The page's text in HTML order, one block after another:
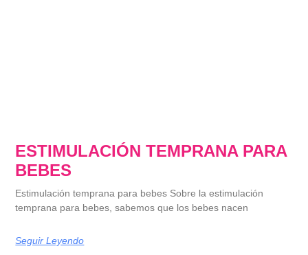
ESTIMULACIÓN TEMPRANA PARA
BEBES
Estimulación temprana para bebes Sobre la estimulación
temprana para bebes, sabemos que los bebes nacen
Seguir Leyendo